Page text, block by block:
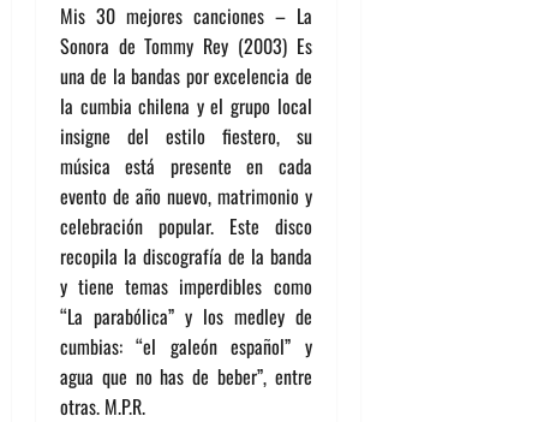
Mis 30 mejores canciones – La
Sonora de Tommy Rey (2003) Es
una de la bandas por excelencia de
la cumbia chilena y el grupo local
insigne del estilo fiestero, su
música está presente en cada
evento de año nuevo, matrimonio y
celebración popular. Este disco
recopila la discografía de la banda
y tiene temas imperdibles como
“La parabólica” y los medley de
cumbias: “el galeón español” y
agua que no has de beber”, entre
otras. M.P.R.